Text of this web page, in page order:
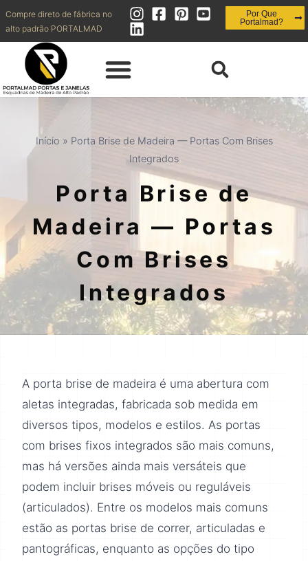
Compre direto de fábrica no
alto padrão PORTALMAD
Por Que
Portalmad?
Início » Porta Brise de Madeira — Portas Com Brises
Integrados
Porta Brise de
Madeira — Portas
Com Brises
Integrados
A porta brise de madeira é uma abertura com
aletas integradas, fabricada sob medida em
diversos tipos, modelos e estilos. As portas
com brises fixos integrados são mais comuns,
mas há versões ainda mais versáteis que
podem incluir brises móveis ou reguláveis
(articulados). Entre os modelos mais comuns
estão as portas brise de correr, articuladas e
pantográficas, enquanto as opções do tipo